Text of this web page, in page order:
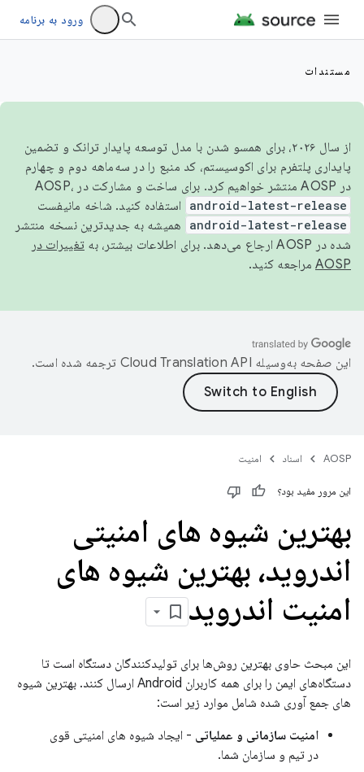
ورود به برنامه
مستندات
از سال ۲۰۲۶، برای همسو شدن با مدل توسعه پایدار ترانک و تضمین
پایداری پلتفرم برای اکوسیستم، کد منبع را در سه‌ماهه دوم و چهارم
در AOSP منتشر خواهیم کرد. برای ساخت و مشارکت در AOSP،
android-latest-release استفاده کنید. شاخه مانیفست
android-latest-release
همیشه به جدیدترین نسخه منتشر
شده در AOSP ارجاع می‌دهد. برای اطلاعات بیشتر، به
تغییرات در
AOSP مراجعه کنید.
این صفحه به‌وسیله ترجمه شده است.
AOSP اسناد امنیت
این مرور مفید بود؟
بهترین شیوه های امنیتی
اندروید، بهترین شیوه های
امنیت اندروید
این مبحث حاوی بهترین روش‌ها برای تولیدکنندگان دستگاه است تا
دستگاه‌های ایمن را برای همه کاربران Android ارسال کنند. بهترین شیوه
های جمع آوری شده شامل موارد زیر است:
امنیت سازمانی و عملیاتی - ایجاد شیوه های امنیتی قوی
در تیم و سازمان شما.